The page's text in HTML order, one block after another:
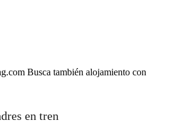
Busca también alojamiento con
en tren